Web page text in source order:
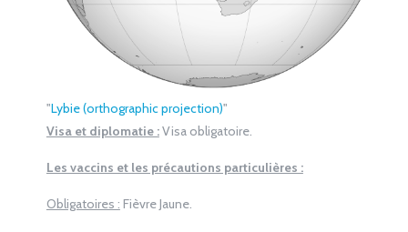
"Lybie (orthographic projection)"
Visa et diplomatie :Visa obligatoire.
Les vaccins et les précautions particulières :
Obligatoires : Fièvre Jaune.